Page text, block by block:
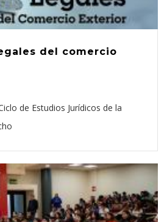
del comercio
de Estudios Jurídicos de la